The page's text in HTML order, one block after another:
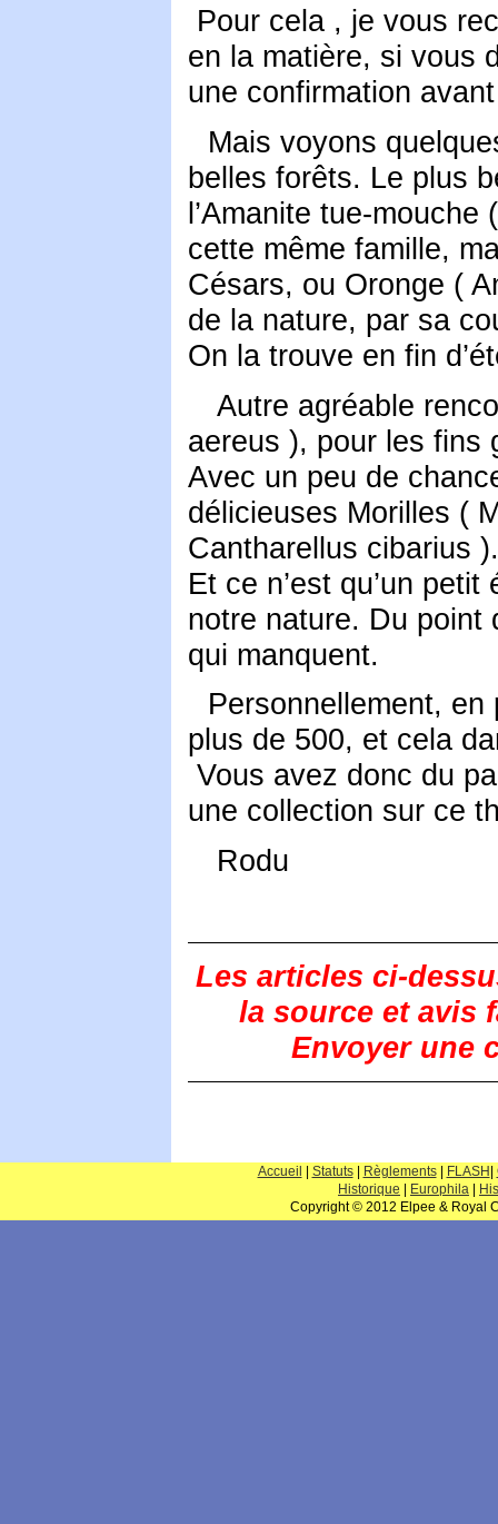
Pour cela , je vous
en la matière, si vous
une confirmation
Mais voyons
belles forêts. Le plus
l’Amanite tue-
cette même famille,
Césars, ou Oronge (
de la nature, par sa
On la trouve en fin
Autre agréable
aereus ), pour les fins
Avec un peu de
délicieuses Morilles (
Cantharellus cibarius ).
Et ce n’est qu’un
notre nature. Du point
qui manquent.
Personnellement, en
plus de 500, et cela
Vous avez donc du
une collection sur ce
Rodu
Les articles ci-
la source et avis
Envoyer une
Accueil Statuts| Règlements| FLASH
Historique
Europhila
Copyright © 2012 Elpee & Royal